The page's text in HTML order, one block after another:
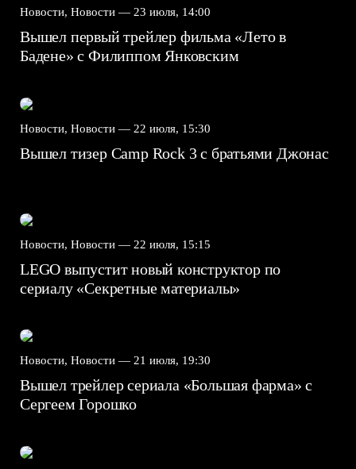
Новости, Новости — 23 июля, 14:00
Вышел первый трейлер фильма «Лето в
Бадене» с Филиппом Янковским
Новости, Новости — 22 июля, 15:30
Вышел тизер Camp Rock 3 с братьями Джонас
Новости, Новости — 22 июля, 15:15
LEGO выпустит новый конструктор по
сериалу «Секретные материалы»
Новости, Новости — 21 июля, 19:30
Вышел трейлер сериала «Большая фарма» с
Сергеем Горошко